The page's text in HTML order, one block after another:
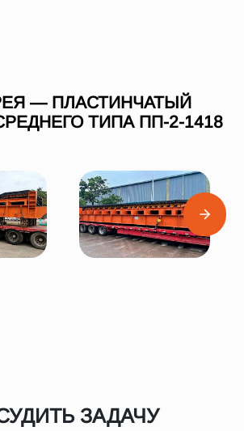
— ПЛАСТИНЧАТЫЙ
ТИПА ПП-2-1418
ЗАДАЧУ